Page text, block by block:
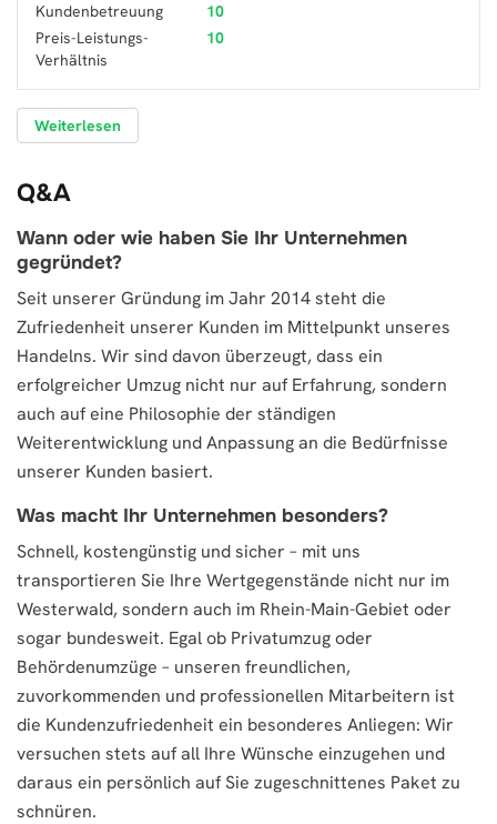
Kundenbetreuung
10
Preis-Leistungs-
Verhältnis
10
Weiterlesen
Q&A
Wann oder wie haben Sie Ihr Unternehmen
gegründet?
Seit unserer Gründung im Jahr 2014 steht die
Zufriedenheit unserer Kunden im Mittelpunkt unseres
Handelns. Wir sind davon überzeugt, dass ein
erfolgreicher Umzug nicht nur auf Erfahrung, sondern
auch auf eine Philosophie der ständigen
Weiterentwicklung und Anpassung an die Bedürfnisse
unserer Kunden basiert.
Was macht Ihr Unternehmen besonders?
Schnell, kostengünstig und sicher – mit uns
transportieren Sie Ihre Wertgegenstände nicht nur im
Westerwald, sondern auch im Rhein-Main-Gebiet oder
sogar bundesweit. Egal ob Privatumzug oder
Behördenumzüge – unseren freundlichen,
zuvorkommenden und professionellen Mitarbeitern ist
die Kundenzufriedenheit ein besonderes Anliegen: Wir
versuchen stets auf all Ihre Wünsche einzugehen und
daraus ein persönlich auf Sie zugeschnittenes Paket zu
schnüren.